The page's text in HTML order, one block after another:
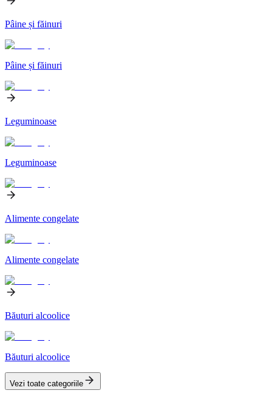
Pâine și făinuri
Pâine și făinuri
Leguminoase
Leguminoase
Alimente congelate
Alimente congelate
Băuturi alcoolice
Băuturi alcoolice
Vezi toate categoriile